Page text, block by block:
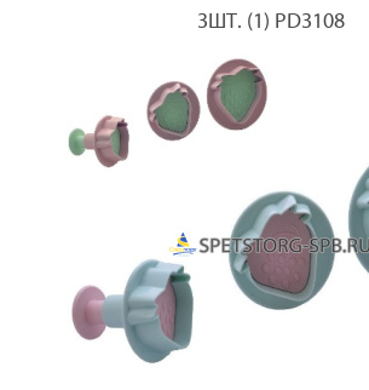
3ШТ. (1) PD3108